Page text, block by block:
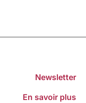
Newsletter
En savoir plus